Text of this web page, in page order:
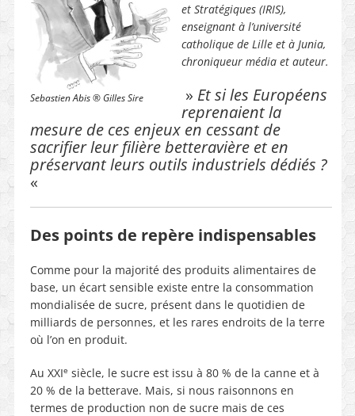
Sebastien Abis ® Gilles Sire
et Stratégiques (IRIS),
enseignant à l’université
catholique de Lille et à Junia,
chroniqueur média et auteur.
» Et si les Européens
reprenaient la
mesure de ces enjeux en cessant de
sacrifier leur filière betteravière et en
préservant leurs outils industriels dédiés ?
«
Des points de repère indispensables
Comme pour la majorité des produits alimentaires de
base, un écart sensible existe entre la consommation
mondialisée de sucre, présent dans le quotidien de
milliards de personnes, et les rares endroits de la terre
où l’on en produit.
Au XXIe siècle, le sucre est issu à 80 % de la canne et à
20 % de la betterave. Mais, si nous raisonnons en
termes de production non de sucre mais de ces